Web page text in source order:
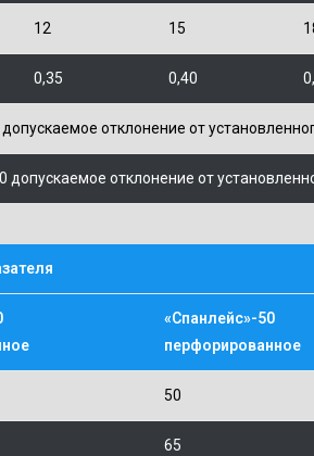
12 15
0,35 0,40
отклонение от
допускаемое отклонение от
«Спанлейс»-50
перфорированное
50
65